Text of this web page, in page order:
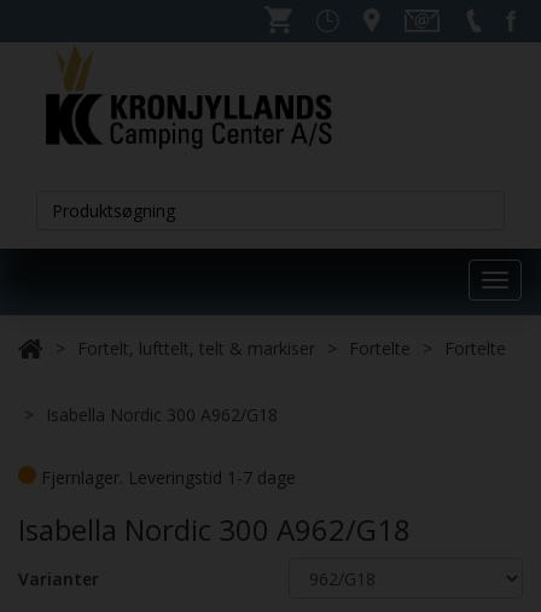
Fortelt, lufttelt, telt & markiser
Fortelte Fortelte
Isabella Nordic 300 A962/G18
Fjernlager. Leveringstid 1-7 dage
Isabella Nordic 300 A962/G18
Varianter